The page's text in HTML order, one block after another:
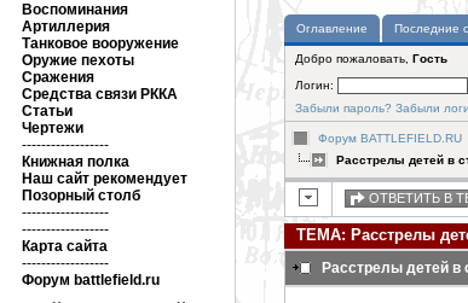
Воспоминания
Артиллерия
Танковое вооружение
Оружие пехоты
Сражения
Средства связи РККА
Статьи
Чертежи
------------------
Книжная полка
Наш сайт рекомендует
Позорный столб
------------------
------------------
Карта сайта
------------------
Форум battlefield.ru
Оглавление Последние
Добро пожаловать, Гость
Логин:
Забыли пароль? Забыли
Форум BATTLEFIELD.RU
Расстрелы детей в
ОТВЕТИТЬ В
ТЕМА: Расстрелы
Расстрелы детей